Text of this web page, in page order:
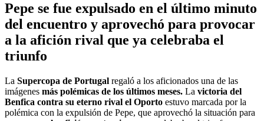
Pepe se fue expulsado en el último minuto
del encuentro y aprovechó para provocar
a la afición rival que ya celebraba el
triunfo
La Supercopa de Portugal regaló a los aficionados una de las
imágenes más polémicas de los últimos meses. La victoria del
Benfica contra su eterno rival el Oporto estuvo marcada por la
polémica con la expulsión de Pepe, que aprovechó la situación para